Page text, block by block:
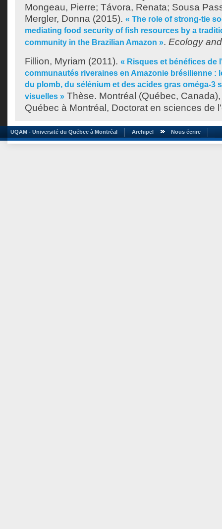
Mongeau, Pierre; Távora, Renata; Sousa
Mergler, Donna (2015). « The role of strong-tie
mediating food security of fish resources by a
community in the Brazilian Amazon ». Ecology
Fillion, Myriam (2011). « Risques et bénéfices de
communautés riveraines en Amazonie brésilienne :
du plomb, du sélénium et des acides gras oméga-3
visuelles » Thèse. Montréal (Québec,
Québec à Montréal, Doctorat en sciences de
UQAM - Université du Québec à Montréal Archipel Nous écrire